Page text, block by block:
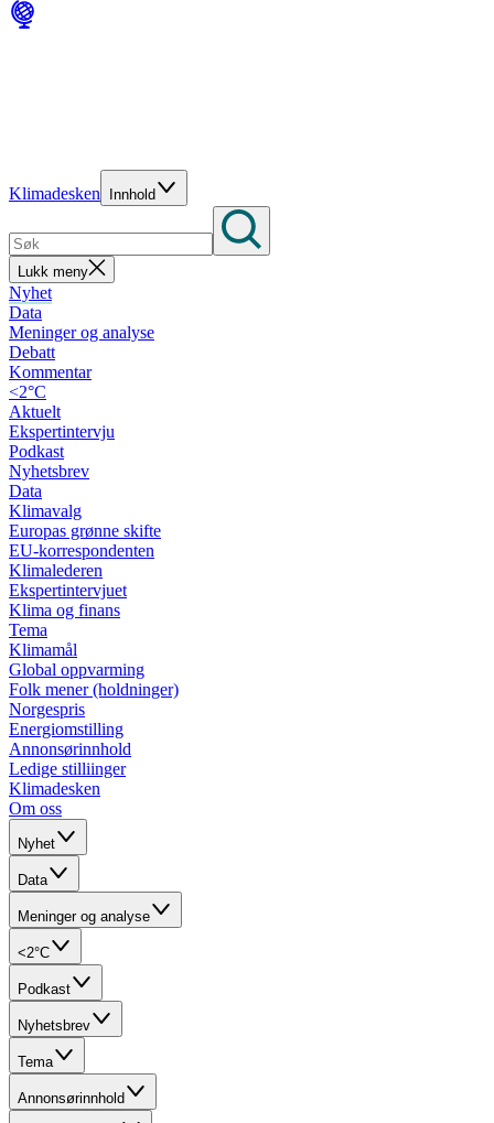
Klimadesken Innhold
Lukk meny
Nyhet
Data
Meninger og analyse
Debatt
Kommentar
<2°C
Aktuelt
Ekspertintervju
Podkast
Nyhetsbrev
Data
Klimavalg
Europas grønne skifte
EU-korrespondenten
Klimalederen
Ekspertintervjuet
Klima og finans
Tema
Klimamål
Global oppvarming
Folk mener (holdninger)
Norgespris
Energiomstilling
Annonsørinnhold
Ledige stilliinger
Klimadesken
Om oss
Nyhet
Data
Meninger og analyse
<2°C
Podkast
Nyhetsbrev
Tema
Annonsørinnhold